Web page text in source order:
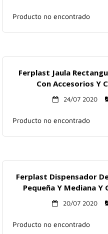
Producto no encontrado
Ferplast Jaula
Con Accesorios Y
24/07 2020
Producto no encontrado
Ferplast Dispensador
Pequeña Y Mediana
20/07 2020
Producto no encontrado